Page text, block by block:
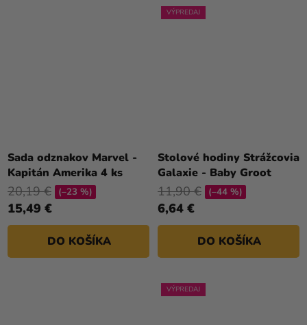
Sada odznakov Marvel -
Kapitán Amerika 4 ks
15,49 €
20,19 € (–23 %)
DO KOŠÍKA
VÝPREDAJ
Stolové hodiny Strážcovia
Galaxie - Baby Groot
6,64 €
11,90 € (–44 %)
DO KOŠÍKA
VÝPREDAJ